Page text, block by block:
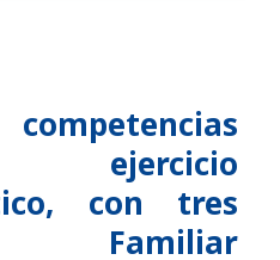
con tres
Familiar